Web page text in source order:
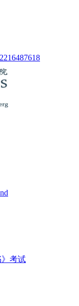
考试